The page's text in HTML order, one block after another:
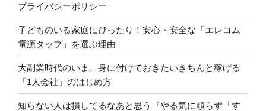
プライバシーポリシー
子どものいる家庭にぴったり！安心・安全な「エレコム
電源タップ」を選ぶ理由
大副業時代のいま、身に付けておきたいきちんと稼げる
「1人会社」のはじめ方
知らない人は損してるなあと思う『やる気に頼らず「す